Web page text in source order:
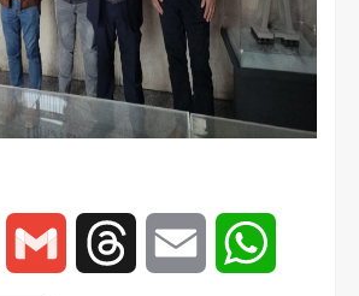
Facebook Gmail Threads Email